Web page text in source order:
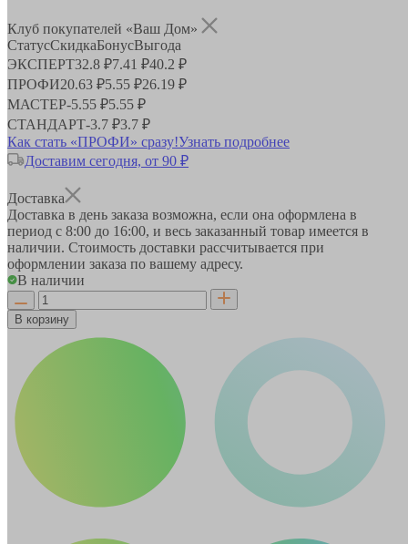
Клуб покупателей «Ваш Дом»
СтатусСкидкаБонусВыгода
ЭКСПЕРТ32.8 ₽7.41 ₽40.2 ₽
ПРОФИ20.63 ₽5.55 ₽26.19 ₽
МАСТЕР-5.55 ₽5.55 ₽
СТАНДАРТ-3.7 ₽3.7 ₽
Как стать «ПРОФИ» сразу!Узнать подробнее
Доставим сегодня, от 90 ₽
Доставка
Доставка в день заказа возможна, если она оформлена в
период с 8:00 до 16:00, и весь заказанный товар имеется в
наличии. Стоимость доставки рассчитывается при
оформлении заказа по вашему адресу.
В наличии
В корзину